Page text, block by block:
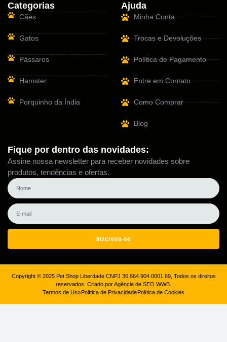
Categorias
Cães
Gatos
Pássaros
Hamster
Porquinho da Índia
Ajuda
Minha Conta
Trocas e Devoluções
Política de Pagamento
Entre em Contato
Como Comprar
Blog
Fique por dentro das novidades:
Assine nossa newsletter para receber novidades sobre
produtos, tendências e ofertas.
Inscreva-se
Copyright © 2025 Pet Shop Liberdade CNPJ 36.664.904.0001.69, Todos os direitos
reservados. Criado por Agência de SEO WWB.
Termos de UsoPolítica de PrivacidadePolítica de Cookies